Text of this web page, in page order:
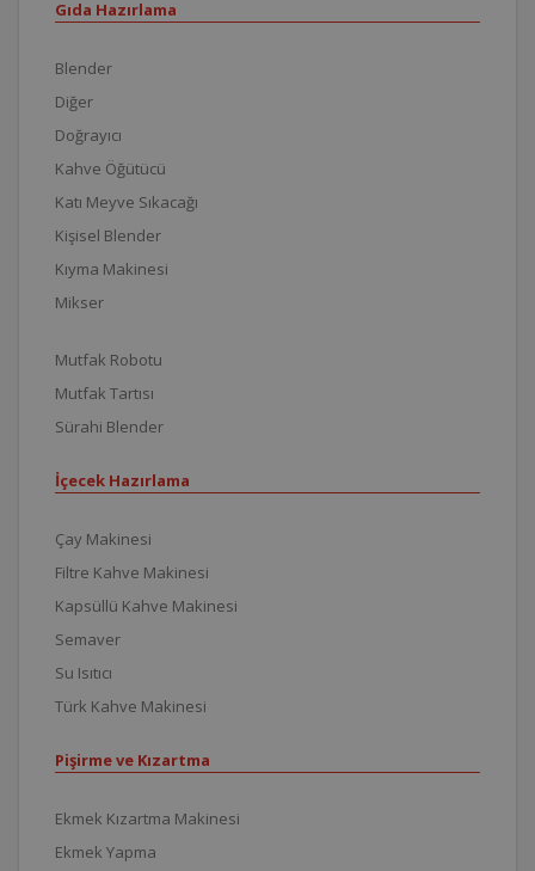
Gıda Hazırlama
Blender
Diğer
Doğrayıcı
Kahve Öğütücü
Katı Meyve Sıkacağı
Kişisel Blender
Kıyma Makinesi
Mikser
Mutfak Robotu
Mutfak Tartısı
Sürahi Blender
İçecek Hazırlama
Çay Makinesi
Filtre Kahve Makinesi
Kapsüllü Kahve Makinesi
Semaver
Su Isıtıcı
Türk Kahve Makinesi
Pişirme ve Kızartma
Ekmek Kızartma Makinesi
Ekmek Yapma